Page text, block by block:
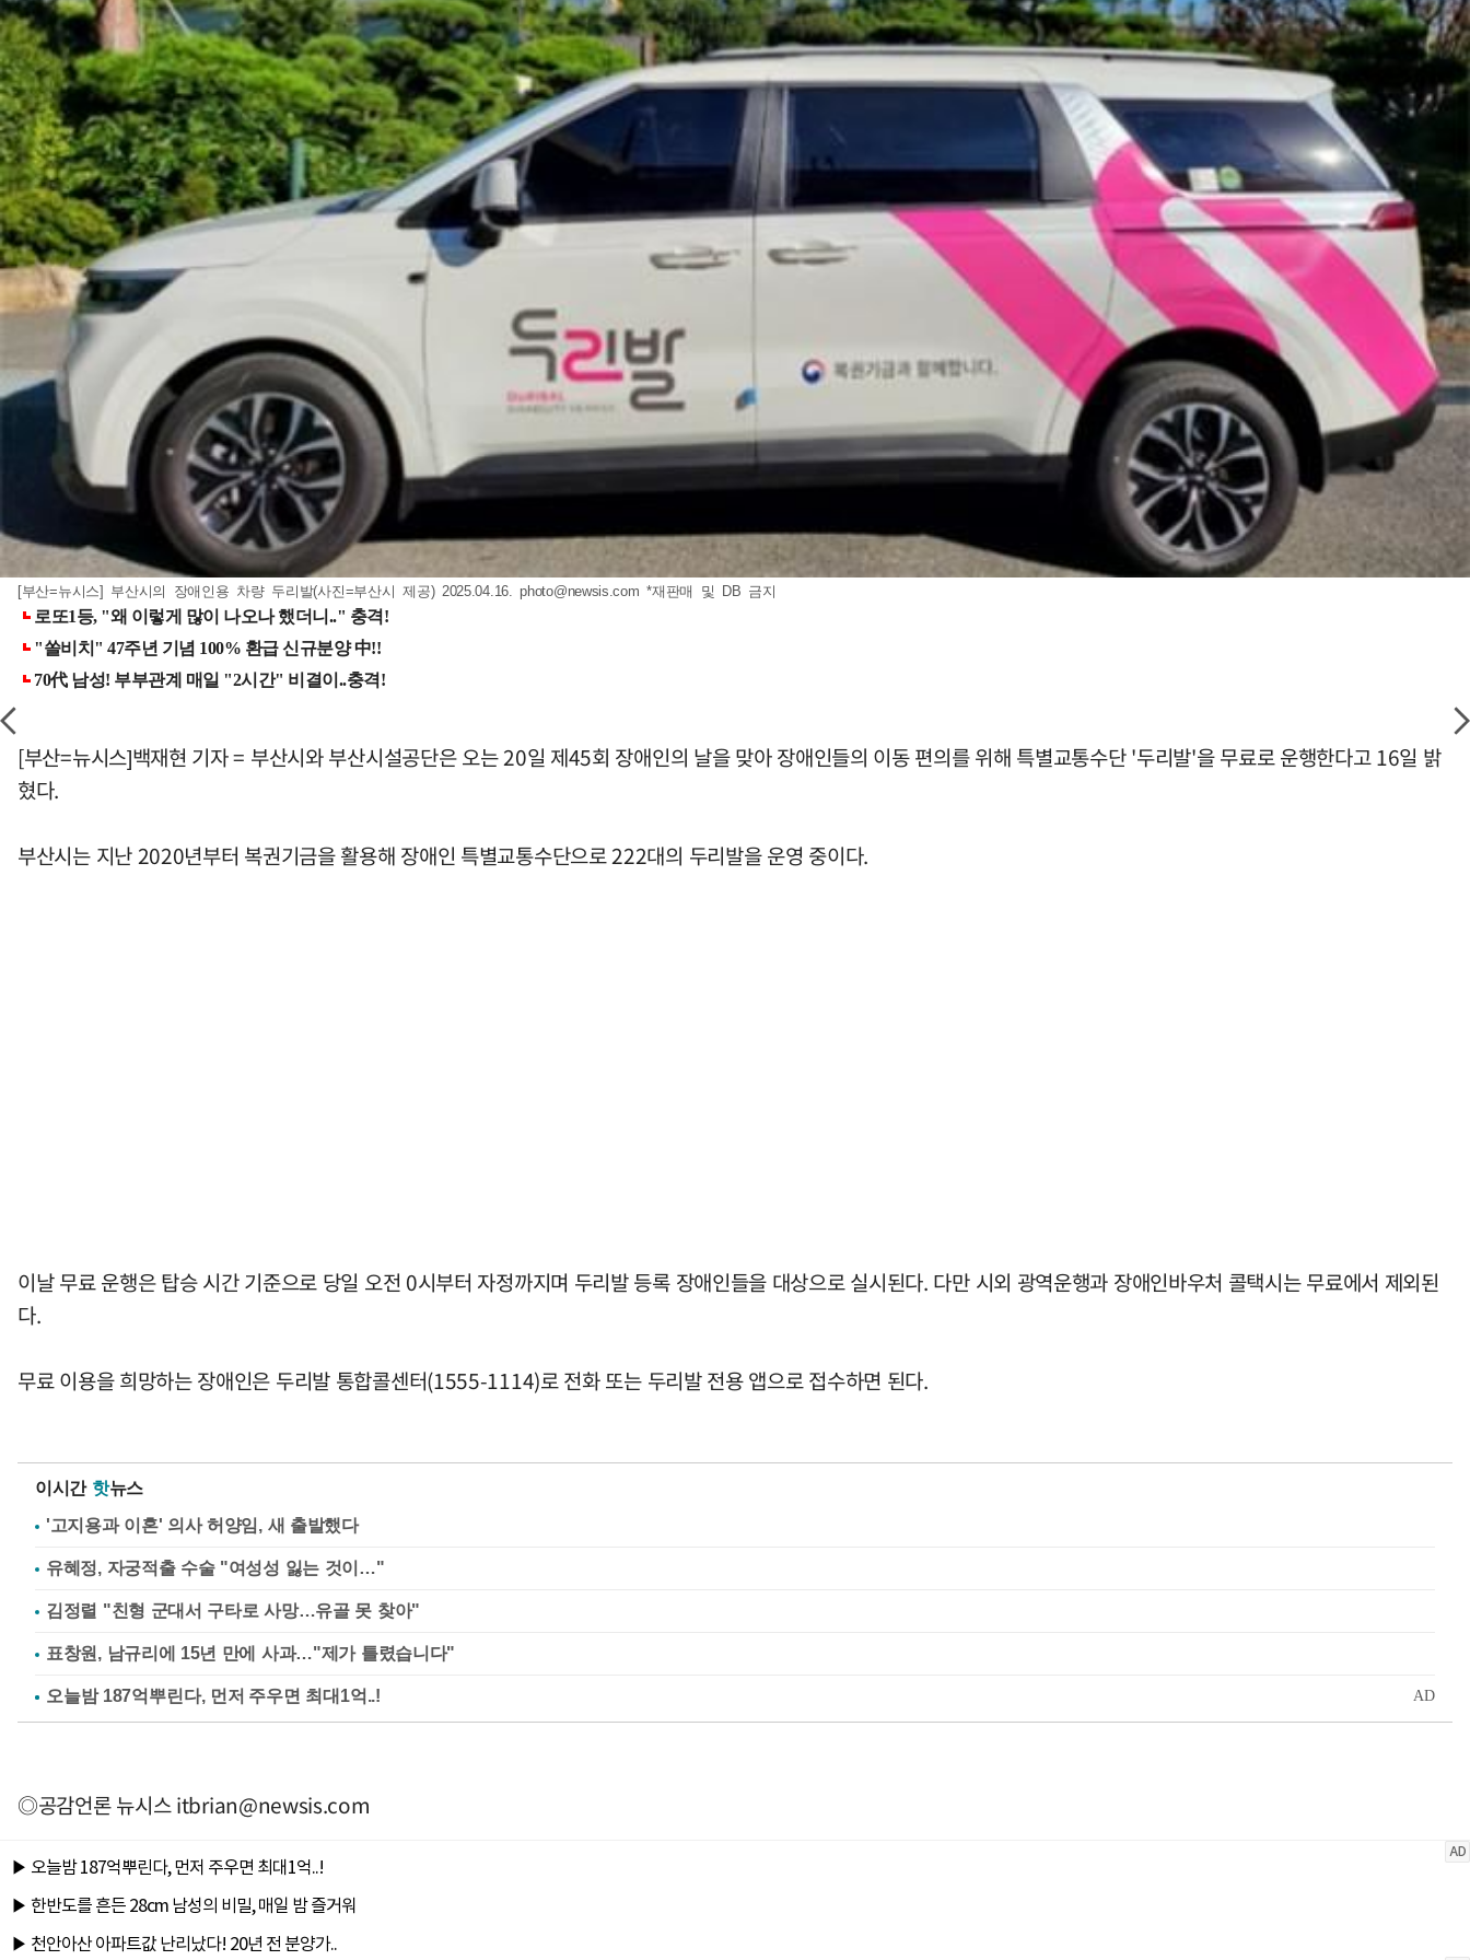
[부산=뉴시스] 부산시의 장애인용 차량 두리발(사진=부산시 제공) 2025.04.16.photo@newsis.com *재판매 및 DB 금지
[부산=뉴시스]백재현 기자 = 부산시와 부산시설공단은 오는 20일 제45회 장애인의 날을 맞아 장애인들의 이동 편의를 위해 특별교통수단 '두리발'을 무료로 운행한다고 16일 밝
혔다.
부산시는 지난 2020년부터 복권기금을 활용해 장애인 특별교통수단으로 222대의 두리발을 운영 중이다.
이날 무료 운행은 탑승 시간 기준으로 당일 오전 0시부터 자정까지며 두리발 등록 장애인들을 대상으로 실시된다. 다만 시외 광역운행과 장애인바우처 콜택시는 무료에서 제외된
다.
무료 이용을 희망하는 장애인은 두리발 통합콜센터(1555-1114)로 전화 또는 두리발 전용 앱으로 접수하면 된다.
이시간 핫뉴스
'고지용과 이혼' 의사 허양임, 새 출발했다
유혜정, 자궁적출 수술 "여성성 잃는 것이…"
김정렬 "친형 군대서 구타로 사망…유골 못 찾아"
표창원, 남규리에 15년 만에 사과…"제가 틀렸습니다"
◎공감언론 뉴시스itbrian@newsis.com